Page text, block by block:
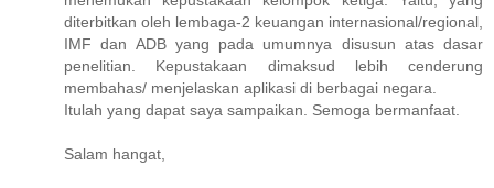
diterbitkan oleh lembaga-2 keuangan internasional/regional,
IMF dan ADB yang pada umumnya disusun atas dasar
penelitian. Kepustakaan dimaksud lebih cenderung
membahas/ menjelaskan aplikasi di berbagai negara.
Itulah yang dapat saya sampaikan. Semoga bermanfaat.
Salam hangat,